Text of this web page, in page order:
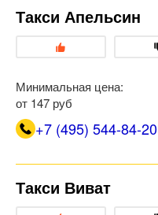
Такси Апельсин
Минимальная цена:
от 147 руб
+7 (495) 544-84-20
Такси Виват